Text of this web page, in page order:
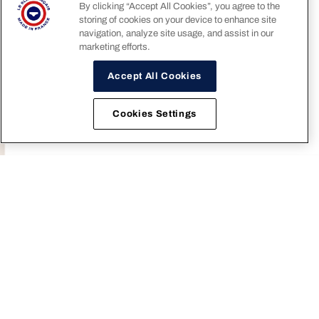
Choisir une taille
CULOTTE TAILLE HAUTE EN COTON
ENSEMBLE CULOTTE SOUTIEN-
GORGE TRIANGLE EN COTON
Nouvelle Collection
By clicking “Accept All Cookies”, you agree to the
storing of cookies on your device to enhance site
navigation, analyze site usage, and assist in our
marketing efforts.
Accept All Cookies
Cookies Settings
Email
Recevoir un code
En vous inscrivant, vous acceptez notrePolitique de confidentialité